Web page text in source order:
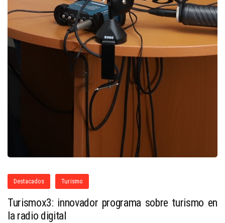
Destacados Turismo
Turismox3: innovador programa sobre turismo en
la radio digital